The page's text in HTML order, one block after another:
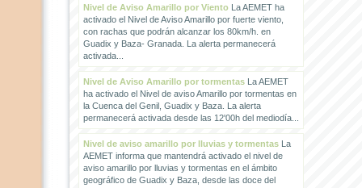
Nivel de Aviso Amarillo por VientoLa AEMET ha
activado el Nivel de Aviso Amarillo por fuerte viento,
con rachas que podrán alcanzar los 80km/h. en
Guadix y Baza- Granada. La alerta permanecerá
activada...
Nivel de Aviso Amarillo por tormentasLa AEMET
ha activado el Nivel de aviso Amarillo por tormentas en
la Cuenca del Genil, Guadix y Baza. La alerta
permanecerá activada desde las 12'00h del mediodía...
Nivel de aviso amarillo por lluvias y tormentasLa
AEMET informa que mantendrá activado el nivel de
aviso amarillo por lluvias y tormentas en el ámbito
geográfico de Guadix y Baza, desde las doce del